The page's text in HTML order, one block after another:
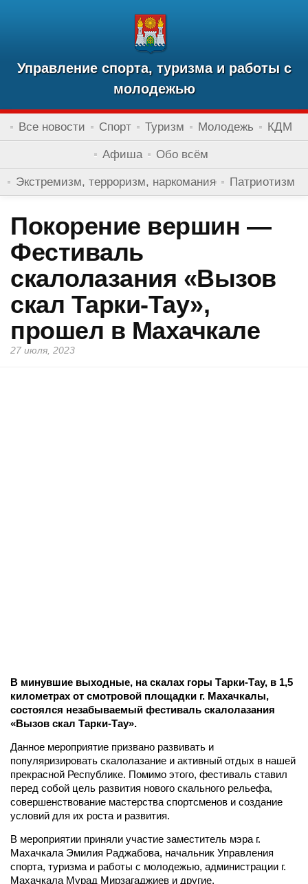
Управление спорта, туризма и работы с
молодежью
Все новости Спорт Туризм Молодежь КДМ
Афиша Обо всём
Экстремизм, терроризм, наркомания Патриотизм
Покорение вершин —
Фестиваль
скалолазания «Вызов
скал Тарки-Тау»,
прошел в Махачкале
27 июля, 2023
В минувшие выходные, на скалах горы Тарки-Тау, в 1,5
километрах от смотровой площадки г. Махачкалы,
состоялся незабываемый фестиваль скалолазания
«Вызов скал Тарки-Тау».
Данное мероприятие призвано развивать и
популяризировать скалолазание и активный отдых в нашей
прекрасной Республике. Помимо этого, фестиваль ставил
перед собой цель развития нового скального рельефа,
совершенствование мастерства спортсменов и создание
условий для их роста и развития.
В мероприятии приняли участие заместитель мэра г.
Махачкала Эмилия Раджабова, начальник Управления
спорта, туризма и работы с молодежью, администрации г.
Махачкала Мурад Мирзагаджиев и другие.